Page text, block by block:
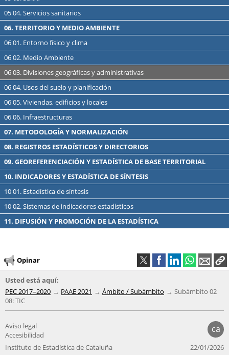
05 04. Servicios sanitarios
06. TERRITORIO Y MEDIO AMBIENTE
06 01. Entorno físico y clima
06 02. Medio Ambiente
06 03. Divisiones geográficas y administrativas
06 04. Usos del suelo y planificación
06 05. Viviendas, edificios y locales
06 06. Infraestructuras
07. METODOLOGÍA Y NORMALIZACIÓN
08. REGISTROS ESTADÍSTICOS Y DIRECTORIOS
09. GEOREFERENCIACIÓN Y ESTADÍSTICA DE BASE TERRITORIAL
10. INDICADORES Y ESTADÍSTICA DE SÍNTESIS
10 01. Estadística de síntesis
10 02. Sistemas de indicadores estadísticos
11. DIFUSIÓN Y PROMOCIÓN DE LA ESTADÍSTICA
Opinar
Usted está aquí:
PEC 2017–2020
PAAE 2021 Ámbito / Subámbito
Subámbito 02
08: TIC
ca
Aviso legal
Accesibilidad
Instituto de Estadística de Cataluña
22/01/2026